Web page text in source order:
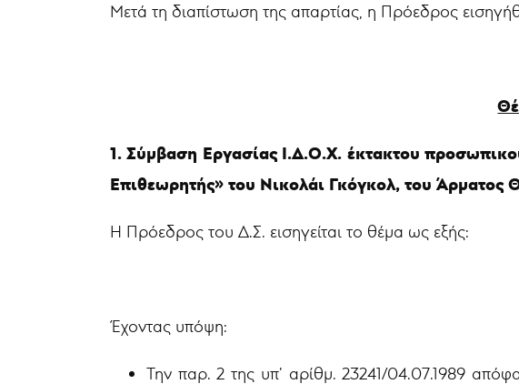
Μετά τη διαπίστωση της απαρτίας, η Πρόεδρος
1. Σύμβαση Εργασίας Ι.Δ.Ο.Χ. έκτακτου
Επιθεωρητής» του Νικολάι Γκόγκολ, του
Η Πρόεδρος του Δ.Σ. εισηγείται το θέμα ως εξής:
Έχοντας υπόψη:
Την παρ. 2 της υπ’ αρίθμ. 23241/04.07.1989